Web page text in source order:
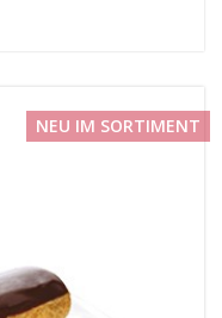
NEU IM SORTIMENT